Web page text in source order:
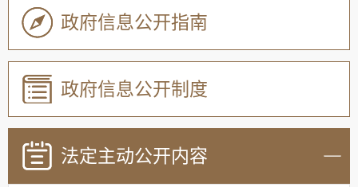
政府信息公开指南
政府信息公开制度
法定主动公开内容